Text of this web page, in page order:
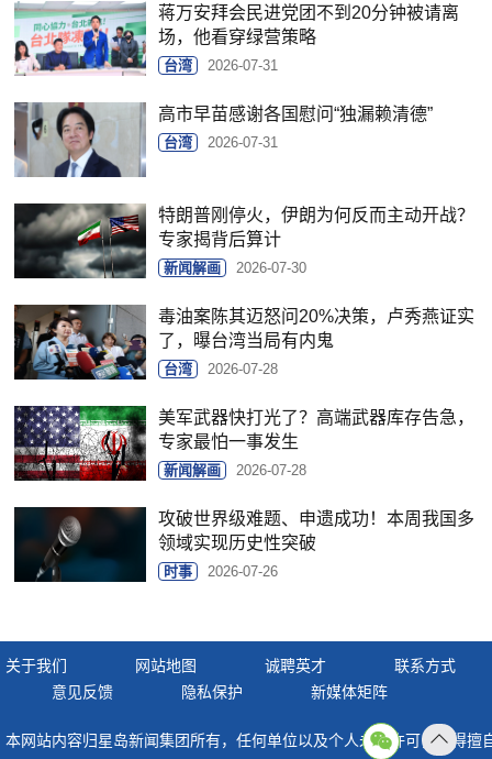
蒋万安拜会民进党团不到20分钟被请离
场，他看穿绿营策略
台湾 2026-07-31
高市早苗感谢各国慰问“独漏赖清德”
台湾 2026-07-31
特朗普刚停火，伊朗为何反而主动开战？
专家揭背后算计
新闻解画 2026-07-30
毒油案陈其迈怒问20%决策，卢秀燕证实
了，曝台湾当局有内鬼
台湾 2026-07-28
美军武器快打光了？高端武器库存告急，
专家最怕一事发生
新闻解画 2026-07-28
攻破世界级难题、申遗成功！本周我国多
领域实现历史性突破
时事 2026-07-26
关于我们 网站地图 诚聘英才
联系方式
意见反馈
隐私保护 新媒体矩阵
本网站内容归星岛新闻集团所有，任何单位以及个人未经许可，不得擅